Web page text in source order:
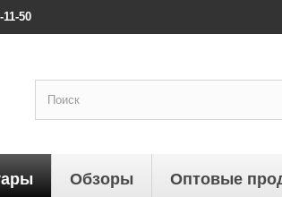
50
Обзоры Оптовые